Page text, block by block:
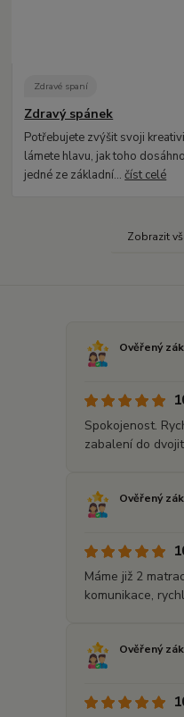
Zdravé spaní
Zdravý spánek
Potřebujete zvýšit svoji
lámete hlavu, jak toho
jedné ze základní...číst celé
Zobrazit
Ověřený
Spokojenost.
zabalení do
Ověřený
Máme již 2
komunikace,
Ověřený